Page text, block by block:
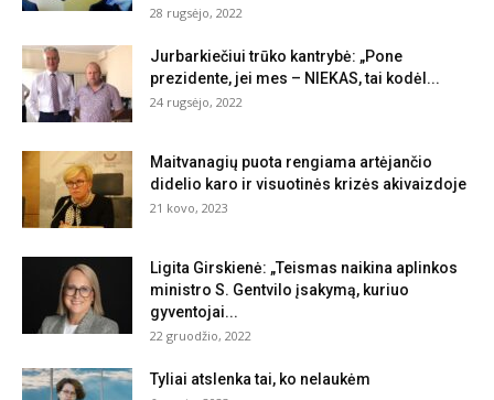
28 rugsėjo, 2022
Jurbarkiečiui trūko kantrybė: „Pone
prezidente, jei mes – NIEKAS, tai kodėl...
24 rugsėjo, 2022
Maitvanagių puota rengiama artėjančio
didelio karo ir visuotinės krizės akivaizdoje
21 kovo, 2023
Ligita Girskienė: „Teismas naikina aplinkos
ministro S. Gentvilo įsakymą, kuriuo
gyventojai...
22 gruodžio, 2022
Tyliai atslenka tai, ko nelaukėm